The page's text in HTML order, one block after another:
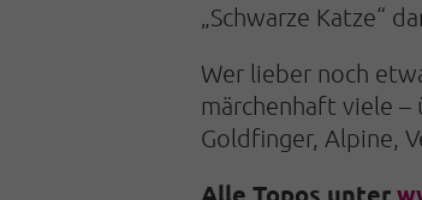
„Schwarze Katze“
Wer lieber noch
märchenhaft viele –
Goldfinger, Alpine,
Alle Topos unter